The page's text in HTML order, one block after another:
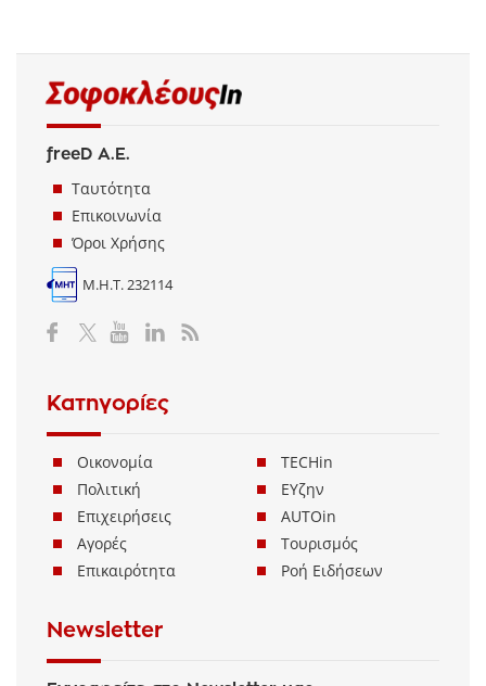
freeD Α.Ε.
Ταυτότητα
Επικοινωνία
Όροι Χρήσης
Μ.Η.Τ. 232114
Κατηγορίες
Οικονομία
Πολιτική
Επιχειρήσεις
Αγορές
Επικαιρότητα
TECHin
ΕΥζην
AUTOin
Τουρισμός
Ροή Ειδήσεων
Newsletter